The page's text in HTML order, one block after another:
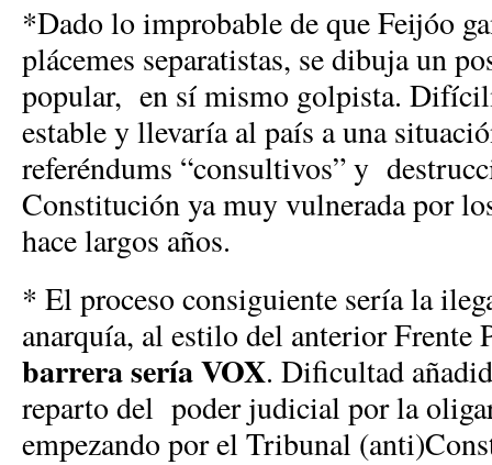
*Dado lo improbable de que Feijóo
plácemes separatistas, se dibuja un
popular, en sí mismo golpista.
estable y llevaría al país a una
referéndums “consultivos” y
Constitución ya muy vulnerada por
hace largos años.
* El proceso consiguiente sería la
anarquía, al estilo del anterior Frente
barrera sería VOX. Dificultad
reparto del poder judicial por la
empezando por el Tribunal